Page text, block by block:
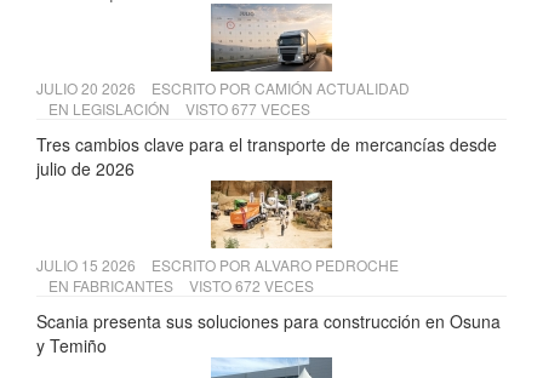
JULIO 20 2026 ESCRITO POR CAMIÓN ACTUALIDAD
EN LEGISLACIÓN VISTO 677 VECES
Tres cambios clave para el transporte de mercancías desde
julio de 2026
JULIO 15 2026 ESCRITO POR ALVARO PEDROCHE
EN FABRICANTES VISTO 672 VECES
Scania presenta sus soluciones para construcción en Osuna
y Temiño